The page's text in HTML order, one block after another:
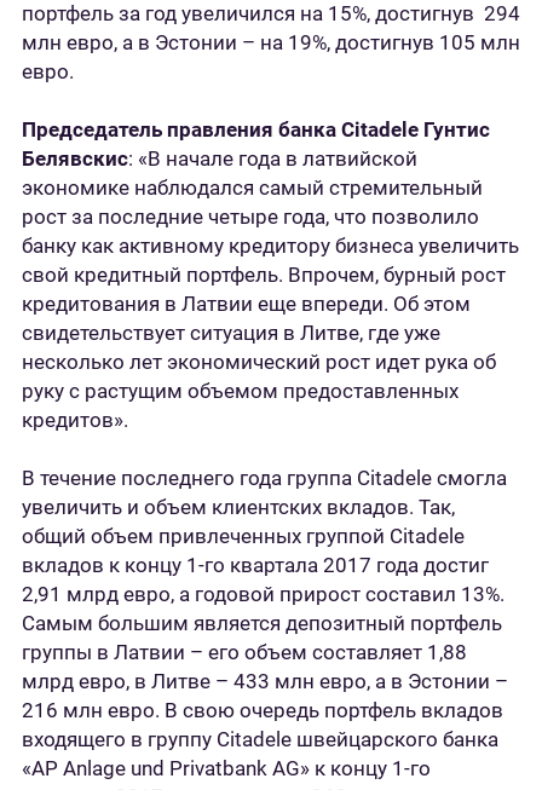
портфель за год увеличился на 15%, достигнув 294
млн евро, а в Эстонии – на 19%, достигнув 105 млн
евро.
Председатель правления банка Citadele Гунтис
Белявскис: «В начале года в латвийской
экономике наблюдался самый стремительный
рост за последние четыре года, что позволило
банку как активному кредитору бизнеса увеличить
свой кредитный портфель. Впрочем, бурный рост
кредитования в Латвии еще впереди. Об этом
свидетельствует ситуация в Литве, где уже
несколько лет экономический рост идет рука об
руку с растущим объемом предоставленных
кредитов».
В течение последнего года группа Citadele смогла
увеличить и объем клиентских вкладов. Так,
общий объем привлеченных группой Citadele
вкладов к концу 1-го квартала 2017 года достиг
2,91 млрд евро, а годовой прирост составил 13%.
Самым большим является депозитный портфель
группы в Латвии – его объем составляет 1,88
млрд евро, в Литве – 433 млн евро, а в Эстонии –
216 млн евро. В свою очередь портфель вкладов
входящего в группу Citadele швейцарского банка
«AP Anlage und Privatbank AG» к концу 1-го